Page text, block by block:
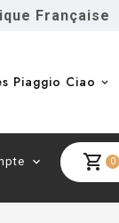
Française
Piaggio Ciao
shopping_cart 0
expand_more